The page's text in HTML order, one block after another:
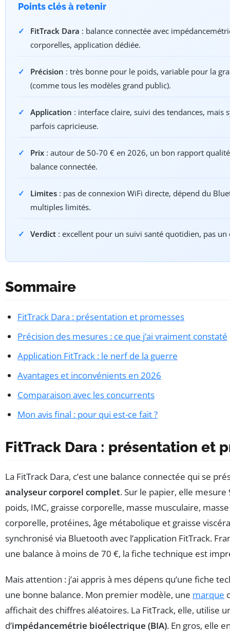
Points clés à retenir
FitTrack Dara : balance connectée avec
corporelles, application dédiée.
Précision : très bonne pour le poids, variable pour la
(comme tous les modèles grand public).
Application : interface claire, suivi des tendances, mais
parfois capricieuse.
Prix : autour de 50-70 € en 2026, un bon rapport
balance connectée.
Limites : pas de connexion WiFi directe, dépend du
multiples limités.
Verdict : excellent pour un suivi santé quotidien, pas
Sommaire
FitTrack Dara : présentation et promesses
Précision des mesures : ce que j’ai vraiment constaté
Application FitTrack : le nerf de la guerre
Avantages et inconvénients en 2026
Comparaison avec les concurrents
Mon avis final : pour qui est-ce fait ?
FitTrack Dara : présentation et
La FitTrack Dara, c’est une balance connectée qui se
analyseur corporel complet. Sur le papier, elle
poids, IMC, graisse corporelle, masse musculaire,
corporelle, protéines, âge métabolique et graisse
synchronisé via Bluetooth avec l’application FitTrack.
une balance à moins de 70 €, la fiche technique est
Mais attention : j’ai appris à mes dépens qu’une fiche
une bonne balance. Mon premier modèle, une marque
affichait des chiffres aléatoires. La FitTrack, elle, utilise
d’impédancemétrie bioélectrique (BIA). En gros, elle